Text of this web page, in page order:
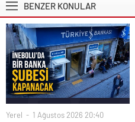
BENZER KONULAR
Yerel 1 Ağustos 2026 20:40